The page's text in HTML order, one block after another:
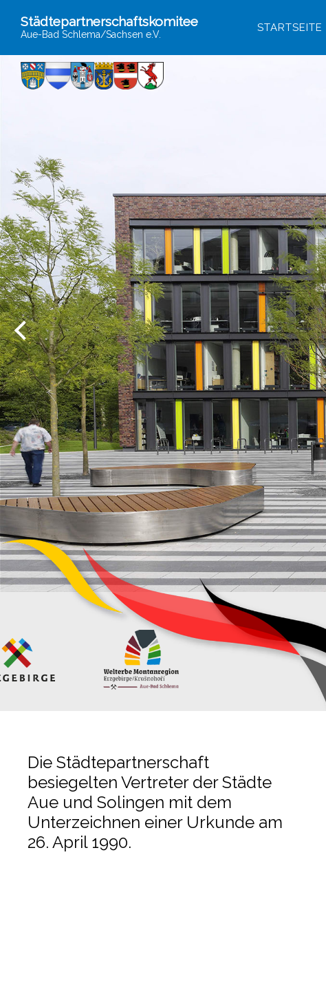
Städtepartnerschaftskomitee
Aue-Bad Schlema/Sachsen e.V.
STARTSEITE
Die Städtepartnerschaft
besiegelten Vertreter der Städte
Aue und Solingen mit dem
Unterzeichnen einer Urkunde am
26. April 1990.